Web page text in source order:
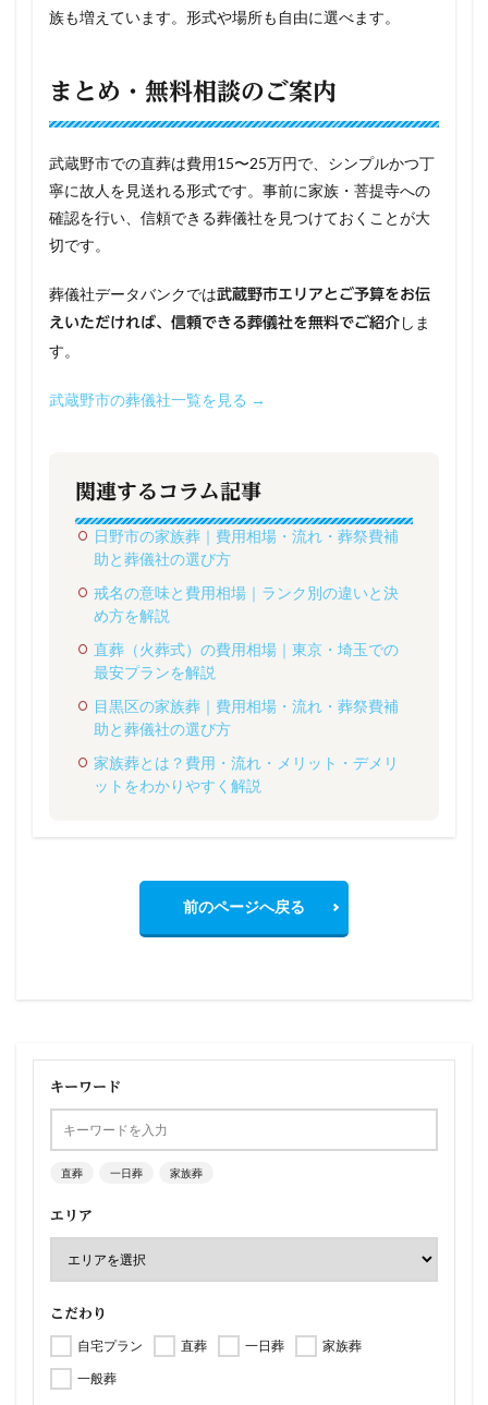
族も増えています。形式や場所も自由に選べます。
まとめ・無料相談のご案内
武蔵野市での直葬は費用15〜25万円で、シンプルかつ丁
寧に故人を見送れる形式です。事前に家族・菩提寺への
確認を行い、信頼できる葬儀社を見つけておくことが大
切です。
葬儀社データバンクでは武蔵野市エリアとご予算をお伝
えいただければ、信頼できる葬儀社を無料でご紹介 しま
す。
武蔵野市の葬儀社一覧を見る →
関連するコラム記事
日野市の家族葬｜費用相場・流れ・葬祭費補
助と葬儀社の選び方
戒名の意味と費用相場｜ランク別の違いと決
め方を解説
直葬（火葬式）の費用相場｜東京・埼玉での
最安プランを解説
目黒区の家族葬｜費用相場・流れ・葬祭費補
助と葬儀社の選び方
家族葬とは？費用・流れ・メリット・デメリ
ットをわかりやすく解説
前のページへ戻る
キーワード
直葬 一日葬 家族葬
エリア
こだわり
自宅プラン 直葬 一日葬
家族葬
一般葬